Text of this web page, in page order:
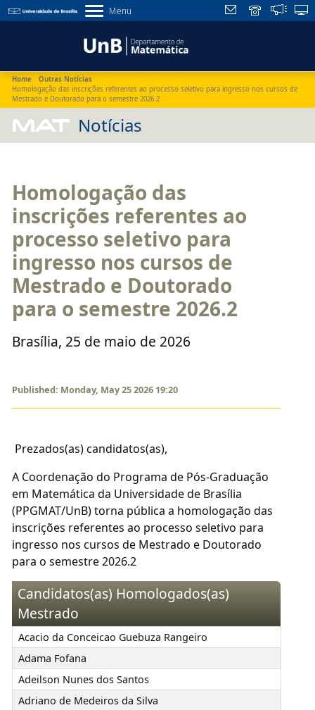
Menu
Home
Outras Notícias
Homologação das inscrições referentes ao processo seletivo para ingresso nos cursos de
Mestrado e Doutorado para o semestre 2026.2
MAT Notícias
Homologação das
inscrições referentes ao
processo seletivo para
ingresso nos cursos de
Mestrado e Doutorado
para o semestre 2026.2
Brasília, 25 de maio de 2026
Published: Monday, May 25 2026 19:20
Prezados(as) candidatos(as),
A Coordenação do Programa de Pós-Graduação
em Matemática da Universidade de Brasília
(PPGMAT/UnB) torna pública a homologação das
inscrições referentes ao processo seletivo para
ingresso nos cursos de Mestrado e Doutorado
para o semestre 2026.2
Candidatos(as) Homologados(as)
Mestrado
Acacio da Conceicao Guebuza Rangeiro
Adama Fofana
Adeilson Nunes dos Santos
Adriano de Medeiros da Silva